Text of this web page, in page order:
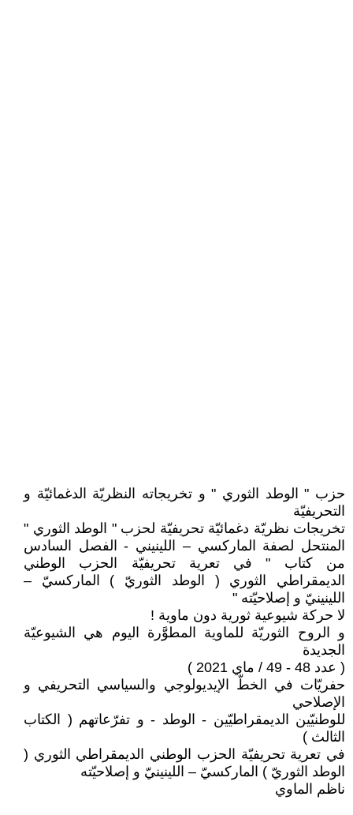
حزب " الوطد الثوري " و تخريجاته النظريّة الدغمائيّة و
التحريفيّة
تخريجات نظريّة دغمائيّة تحريفيّة لحزب " الوطد الثوري "
المنتحل لصفة الماركسي – اللينيني - الفصل السادس
من كتاب " في تعرية تحريفيّة الحزب الوطني
الديمقراطي الثوري ( الوطد الثوريّ ) الماركسيّ –
اللينينيّ و إصلاحيّته "
لا حركة شيوعية ثورية دون ماوية !
و الروح الثوريّة للماوية المطوَّرة اليوم هي الشيوعيّة
الجديدة
( عدد 48 - 49 / ماي 2021 )
حفريّات في الخطّ الإيديولوجي والسياسي التحريفي و
الإصلاحي
للوطنيّين الديمقراطيّين - الوطد - و تفرّعاتهم ( الكتاب
الثالث )
في تعرية تحريفيّة الحزب الوطني الديمقراطي الثوري (
الوطد الثوريّ ) الماركسيّ – اللينينيّ و إصلاحيّته
ناظم الماوي